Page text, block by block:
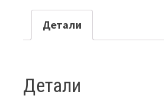
Детали
Детали